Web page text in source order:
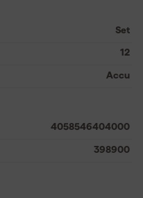
halve capaciteit laat
op een volle M12™ 2,0 Ah
de inbegrepen polsband en
alle Milwaukee® M12™
Set
12
Accu
4058546404000
398900